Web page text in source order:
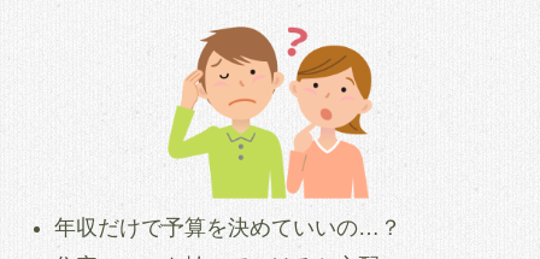
年収だけで予算を決めていいの…？